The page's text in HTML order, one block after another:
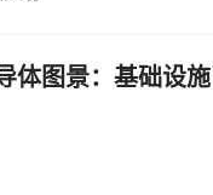
体图景：基础设